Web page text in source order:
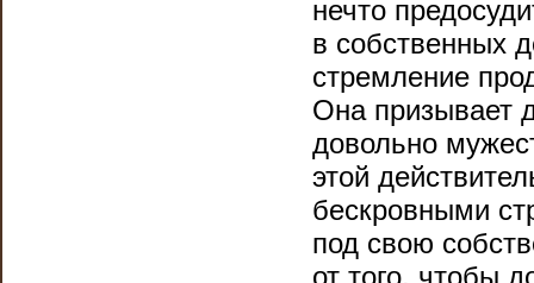
нечто
в собственных
стремление
Она призывает
довольно
этой
бескровными
под свою
от того, чтобы